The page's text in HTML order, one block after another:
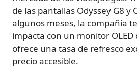
de las pantallas Odyssey G8 y
algunos meses, la compañía
impacta con un monitor OLED
ofrece una tasa de refresco
precio accesible.